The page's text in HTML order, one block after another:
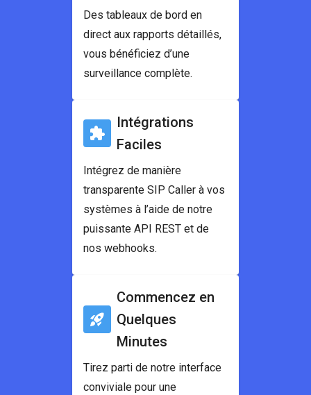
Des tableaux de bord en
direct aux rapports détaillés,
vous bénéficiez d’une
surveillance complète.
Intégrations
Faciles
Intégrez de manière
transparente SIP Caller à vos
systèmes à l’aide de notre
puissante API REST et de
nos webhooks.
Commencez en
Quelques
Minutes
Tirez parti de notre interface
conviviale pour une